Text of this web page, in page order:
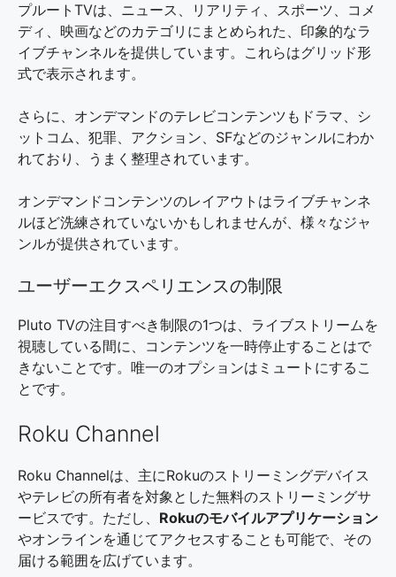
プルートTVは、ニュース、リアリティ、スポーツ、コメ
ディ、映画などのカテゴリにまとめられた、印象的なラ
イブチャンネルを提供しています。これらはグリッド形
式で表示されます。
さらに、オンデマンドのテレビコンテンツもドラマ、シ
ットコム、犯罪、アクション、SFなどのジャンルにわか
れており、うまく整理されています。
オンデマンドコンテンツのレイアウトはライブチャンネ
ルほど洗練されていないかもしれませんが、様々なジャ
ンルが提供されています。
ユーザーエクスペリエンスの制限
Pluto TVの注目すべき制限の1つは、ライブストリームを
視聴している間に、コンテンツを一時停止することはで
きないことです。唯一のオプションはミュートにするこ
とです。
Roku Channel
Roku Channelは、主にRokuのストリーミングデバイス
やテレビの所有者を対象とした無料のストリーミングサ
ービスです。ただし、 Rokuのモバイルアプリケーション
やオンラインを通じてアクセスすることも可能で、その
届ける範囲を広げています。